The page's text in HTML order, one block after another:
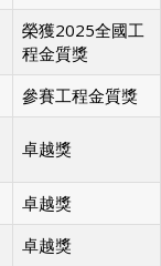
榮獲2025全國工
程金質獎
參賽工程金質獎
卓越獎
卓越獎
卓越獎